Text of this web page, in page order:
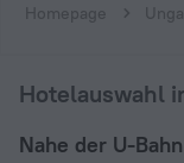
Homepage
Hotelauswahl
Nahe der U-Bahn